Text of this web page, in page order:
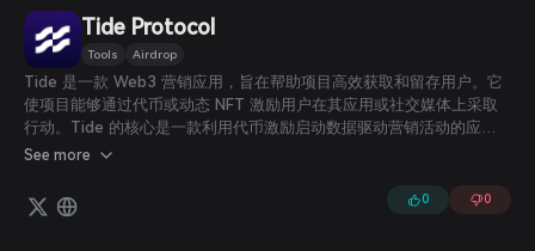
العربية
বাংলা
Español
Português (Brasil)
Español (Argentina)
Tide Protocol
Tools Airdrop
Tide 是一款 Web3 营销应用，旨在帮助项目高效获取和留存用户。它
使项目能够通过代币或动态 NFT 激励用户在其应用或社交媒体上采取
行动。Tide 的核心是一款利用代币激励启动数据驱动营销活动的应
用。它让项目能够轻松创建营销活动，而用户则可以直接在活动页面参
See more
0 0